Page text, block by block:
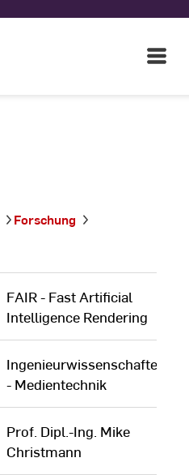
Open
Main
Forschung
FAIR - Fast Artificial
Intelligence Rendering
Ingenieurwissenschaften
- Medientechnik
Prof. Dipl.-Ing. Mike
Christmann